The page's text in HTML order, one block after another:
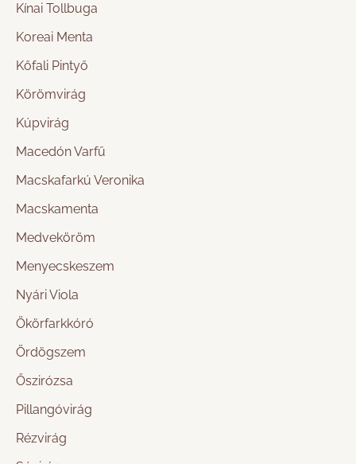
Kínai Tollbuga
Koreai Menta
Kőfali Pintyő
Körömvirág
Kúpvirág
Macedón Varfű
Macskafarkú Veronika
Macskamenta
Medveköröm
Menyecskeszem
Nyári Viola
Ökörfarkkóró
Ördögszem
Őszirózsa
Pillangóvirág
Rézvirág